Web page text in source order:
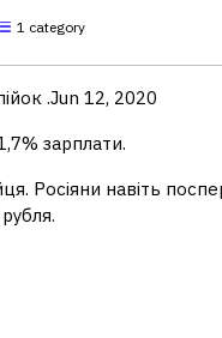
1 category
.Jun 12, 2020
зарплати.
Росіяни навіть